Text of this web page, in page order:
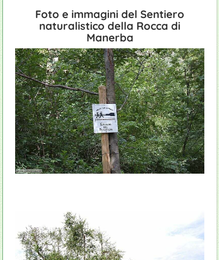
Foto e immagini del Sentiero
naturalistico della Rocca di
Manerba